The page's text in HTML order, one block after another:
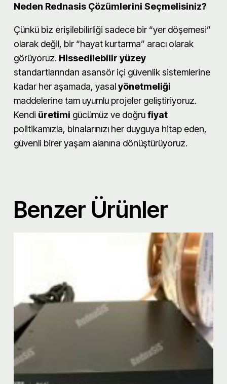
Neden Rednasis Çözümlerini Seçmelisiniz?
Çünkü biz erişilebilirliği sadece bir “yer döşemesi”
olarak değil, bir “hayat kurtarma” aracı olarak
görüyoruz. Hissedilebilir yüzey
standartlarından asansör içi güvenlik sistemlerine
kadar her aşamada, yasalyönetmeliği
maddelerine tam uyumlu projeler geliştiriyoruz.
Kendi üretimi gücümüz ve doğrufiyat
politikamızla, binalarınızı her duyguya hitap eden,
güvenli birer yaşam alanına dönüştürüyoruz.
Benzer Ürünler